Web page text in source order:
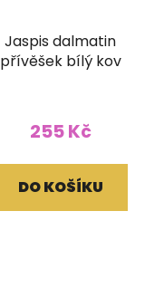
Jaspis dalmatin
přívěšek bílý kov
255 Kč
DO KOŠÍKU